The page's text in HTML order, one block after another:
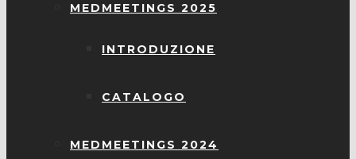
MEDMEETINGS 2025
INTRODUZIONE
CATALOGO
MEDMEETINGS 2024